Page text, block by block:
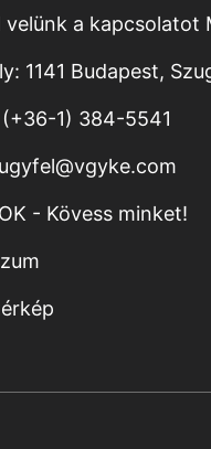
velünk a kapcsolatot
1141 Budapest,
(+36-1) 384-5541
ugyfel@vgyke.com
- Kövess minket!